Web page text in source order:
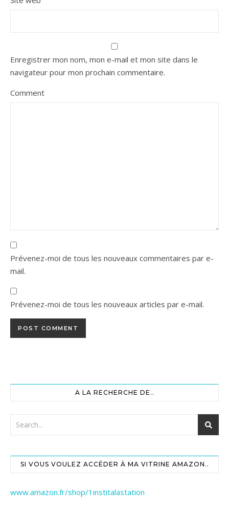
Enregistrer mon nom, mon e-mail et mon site dans le
navigateur pour mon prochain commentaire.
Comment
Prévenez-moi de tous les nouveaux commentaires par e-
mail.
Prévenez-moi de tous les nouveaux articles par e-mail.
A LA RECHERCHE DE..
SI VOUS VOULEZ ACCÉDER À MA VITRINE AMAZON..
www.amazon.fr/shop/1institalastation